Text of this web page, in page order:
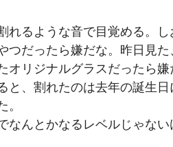
れるような音で目覚める。
つだったら嫌だな。昨日見
オリジナルグラスだったら
と、割れたのは去年の誕生
。
なんとかなるレベルじゃな